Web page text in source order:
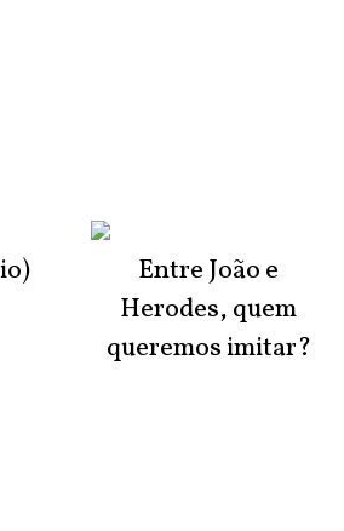
Entre João e
Herodes, quem
queremos imitar?